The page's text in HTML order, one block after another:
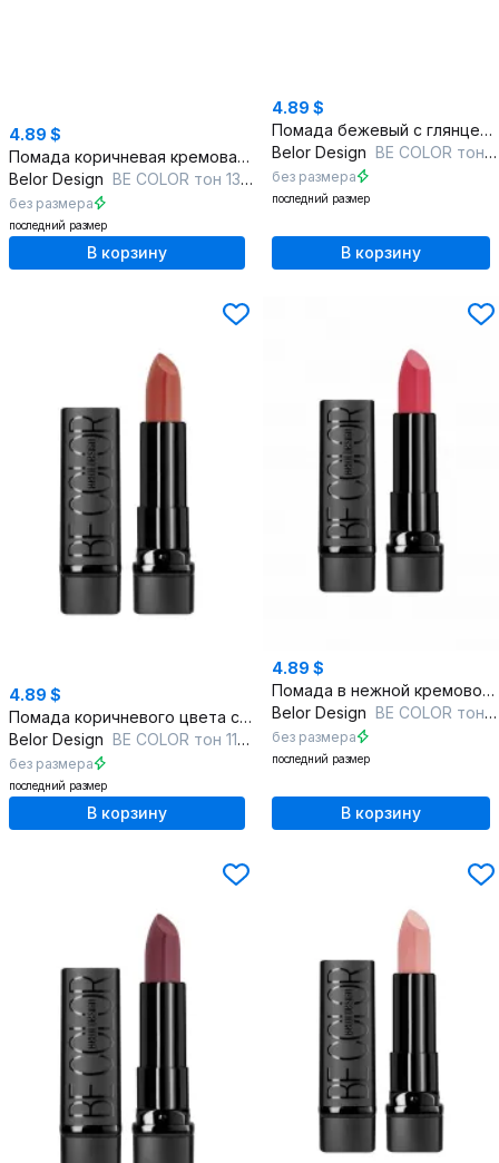
4.89 $
Помада коричневая кремовая глянцевая насыщенная для губ
Belor Design BE COLOR тон 135 темный шоколад
без размера
последний размер
В корзину
4.89 $
Помада бежевый с глянцевым эффектом, насыщенный цвет
Belor Design BE COLOR тон 102 кремовый
без размера
последний размер
В корзину
4.89 $
Помада коричневого цвета с насыщенным и глянцевым эффектом
Belor Design BE COLOR тон 116 мускатный орех
без размера
последний размер
В корзину
4.89 $
Помада в нежной кремовой текстуре с насыщенным розовым цветом
Belor Design BE COLOR тон 122 мареновый
без размера
последний размер
В корзину